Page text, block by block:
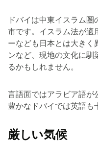
ドバイは中東イスラム
市です。イスラム法が適
ーなども日本とは大きく
ンなど、現地の文化に
るかもしれません。
言語面ではアラビア語が
豊かなドバイでは英語も
厳しい気候